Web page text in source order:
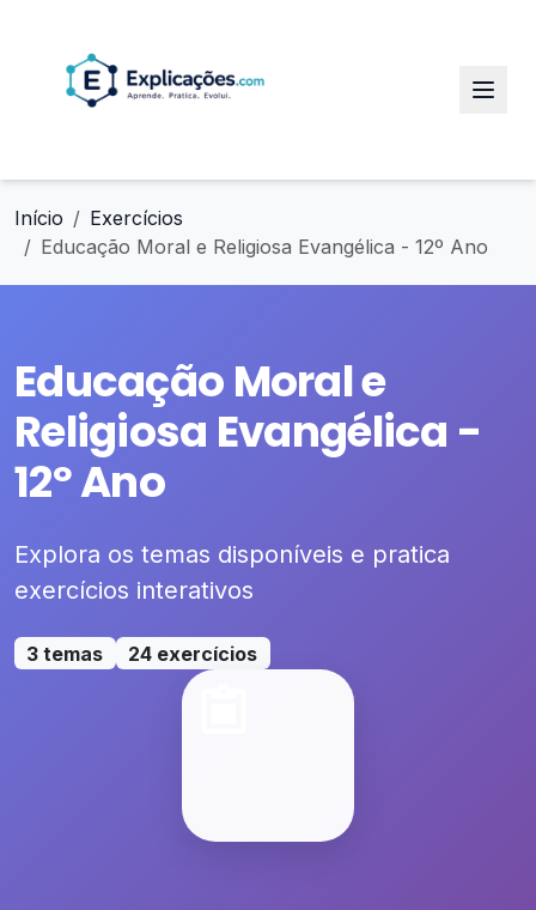
Início
Exercícios
Educação Moral e Religiosa Evangélica - 12º Ano
Educação Moral e
Religiosa Evangélica -
12º Ano
Explora os temas disponíveis e pratica
exercícios interativos
3 temas 24 exercícios